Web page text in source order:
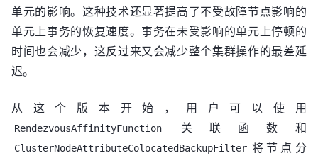
单元的影响。这种技术还显著提高了不受故障节点影响的
单元上事务的恢复速度。事务在未受影响的单元上停顿的
时间也会减少，这反过来又会减少整个集群操作的最差延
迟。
从这个版本开始，用户可以使用
RendezvousAffinityFunction 关联函数和
ClusterNodeAttributeColocatedBackupFilter 将节点分